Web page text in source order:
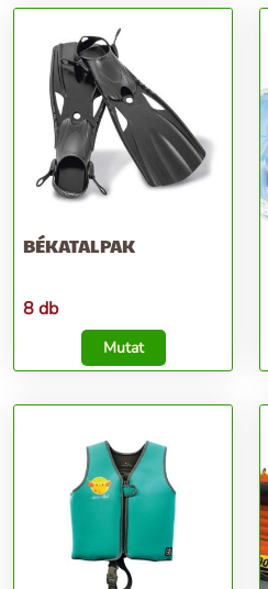
BÉKATALPAK
8 db
Mutat